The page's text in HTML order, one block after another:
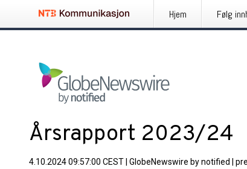
Hjem Følg
Årsrapport 2023/24
4.10.2024 09:57:00 CEST GlobeNewswire by notified